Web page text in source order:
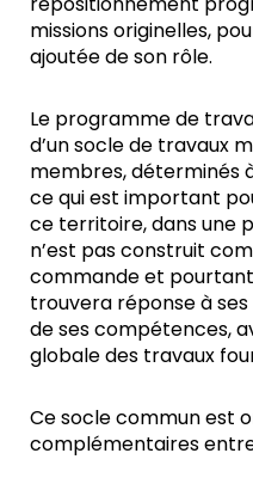
missions originelles,
ajoutée de son rôle.
Le programme de
d’un socle de travaux
membres, déterminés
ce qui est important
ce territoire, dans une
n’est pas construit
commande et
trouvera réponse à
de ses compétences,
globale des travaux
Ce socle commun est
complémentaires